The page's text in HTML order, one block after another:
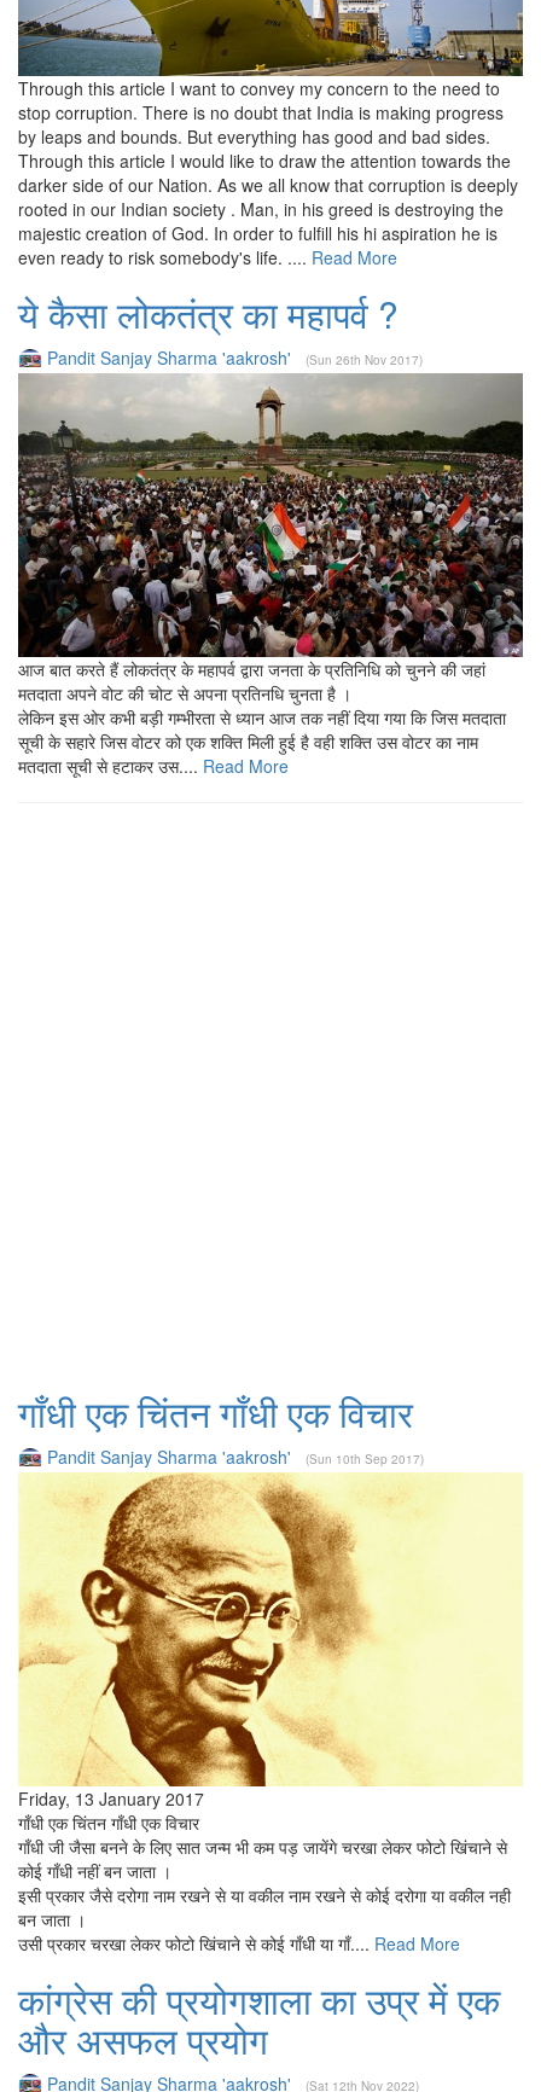
Through this article I want to convey my concern to the need to
stop corruption. There is no doubt that India is making progress
by leaps and bounds. But everything has good and bad sides.
Through this article I would like to draw the attention towards the
darker side of our Nation. As we all know that corruption is deeply
rooted in our Indian society . Man, in his greed is destroying the
majestic creation of God. In order to fulfill his hi aspiration he is
even ready to risk somebody's life. .... Read More
ये कैसा लोकतंत्र का महापर्व ?
Pandit Sanjay Sharma 'aakrosh' (Sun 26th Nov 2017)
आज बात करते हैं लोकतंत्र के महापर्व द्वारा जनता के प्रतिनिधि को चुनने की जहां
मतदाता अपने वोट की चोट से अपना प्रतिनधि चुनता है ।
लेकिन इस ओर कभी बड़ी गम्भीरता से ध्यान आज तक नहीं दिया गया कि जिस मतदाता
सूची के सहारे जिस वोटर को एक शक्ति मिली हुई है वही शक्ति उस वोटर का नाम
मतदाता सूची से हटाकर उस.... Read More
गाँधी एक चिंतन गाँधी एक विचार
Pandit Sanjay Sharma 'aakrosh' (Sun 10th Sep 2017)
Friday, 13 January 2017
गाँधी एक चिंतन गाँधी एक विचार
गाँधी जी जैसा बनने के लिए सात जन्म भी कम पड़ जायेंगे चरखा लेकर फोटो खिंचाने से
कोई गाँधी नहीं बन जाता ।
इसी प्रकार जैसे दरोगा नाम रखने से या वकील नाम रखने से कोई दरोगा या वकील नही
बन जाता ।
उसी प्रकार चरखा लेकर फोटो खिंचाने से कोई गाँधी या गाँ.... Read More
कांग्रेस की प्रयोगशाला का उप्र में एक
और असफल प्रयोग
Pandit Sanjay Sharma 'aakrosh' (Sat 12th Nov 2022)